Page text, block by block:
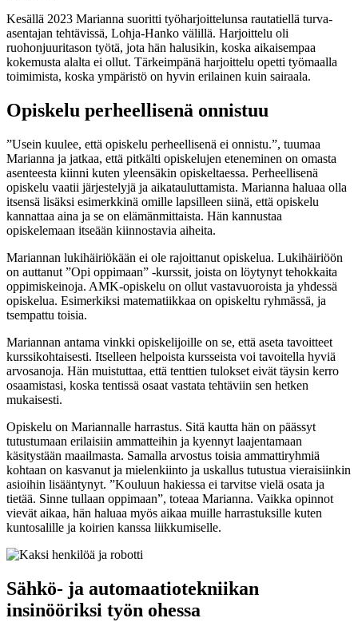
Kesällä 2023 Marianna suoritti työharjoittelunsa rautatiellä turva-
asentajan tehtävissä, Lohja-Hanko välillä. Harjoittelu oli
ruohonjuuritason työtä, jota hän halusikin, koska aikaisempaa
kokemusta alalta ei ollut. Tärkeimpänä harjoittelu opetti työmaalla
toimimista, koska ympäristö on hyvin erilainen kuin sairaala.
Opiskelu perheellisenä onnistuu
”Usein kuulee, että opiskelu perheellisenä ei onnistu.”, tuumaa
Marianna ja jatkaa, että pitkälti opiskelujen eteneminen on omasta
asenteesta kiinni kuten yleensäkin opiskeltaessa. Perheellisenä
opiskelu vaatii järjestelyjä ja aikatauluttamista. Marianna haluaa olla
itsensä lisäksi esimerkkinä omille lapsilleen siinä, että opiskelu
kannattaa aina ja se on elämänmittaista. Hän kannustaa
opiskelemaan itseään kiinnostavia aiheita.
Mariannan lukihäiriökään ei ole rajoittanut opiskelua. Lukihäiriöön
on auttanut ”Opi oppimaan” -kurssit, joista on löytynyt tehokkaita
oppimiskeinoja. AMK-opiskelu on ollut vastavuoroista ja yhdessä
opiskelua. Esimerkiksi matematiikkaa on opiskeltu ryhmässä, ja
tsempattu toisia.
Mariannan antama vinkki opiskelijoille on se, että aseta tavoitteet
kurssikohtaisesti. Itselleen helpoista kursseista voi tavoitella hyviä
arvosanoja. Hän muistuttaa, että tenttien tulokset eivät täysin kerro
osaamistasi, koska tentissä osaat vastata tehtäviin sen hetken
mukaisesti.
Opiskelu on Mariannalle harrastus. Sitä kautta hän on päässyt
tutustumaan erilaisiin ammatteihin ja kyennyt laajentamaan
käsitystään maailmasta. Samalla arvostus toisia ammattiryhmiä
kohtaan on kasvanut ja mielenkiinto ja uskallus tutustua vieraisiinkin
asioihin lisääntynyt. ”Kouluun hakiessa ei tarvitse vielä osata ja
tietää. Sinne tullaan oppimaan”, toteaa Marianna. Vaikka opinnot
vievät aikaa, hän haluaa myös aikaa muille harrastuksille kuten
kuntosalille ja koirien kanssa liikkumiselle.
Sähkö- ja automaatiotekniikan
insinööriksi työn ohessa